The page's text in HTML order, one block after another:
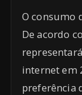
O consumo
De acordo
internet em
preferência